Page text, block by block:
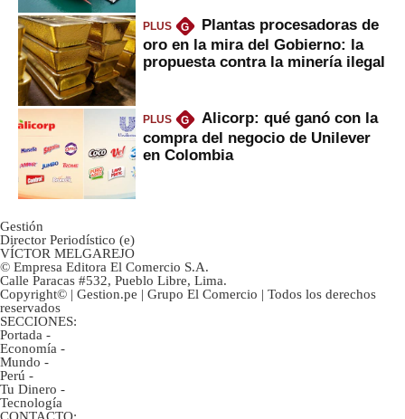
PLUS G
Plantas procesadoras de
oro en la mira del Gobierno: la
propuesta contra la minería ilegal
PLUS G
Alicorp: qué ganó con la
compra del negocio de Unilever
en Colombia
Gestión
Director Periodístico (e)
VÍCTOR MELGAREJO
© Empresa Editora El Comercio S.A.
Calle Paracas #532, Pueblo Libre, Lima.
Copyright© | Gestion.pe | Grupo El Comercio | Todos los derechos
reservados
SECCIONES:
Portada -
Economía -
Mundo -
Perú -
Tu Dinero -
Tecnología